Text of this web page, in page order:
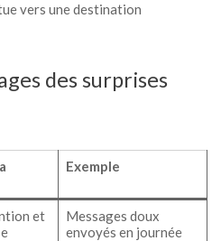
vers une destination
des surprises
Exemple
et
Messages doux
envoyés en journée